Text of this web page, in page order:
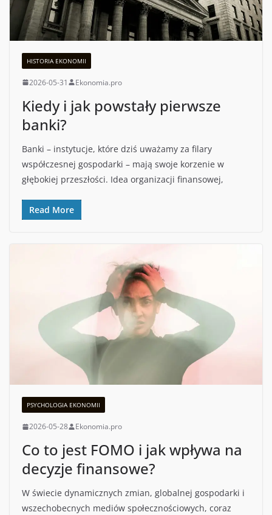
HISTORIA EKONOMII
2026-05-31 Ekonomia.pro
Kiedy i jak powstały pierwsze
banki?
Banki – instytucje, które dziś uważamy za filary
współczesnej gospodarki – mają swoje korzenie w
głębokiej przeszłości. Idea organizacji finansowej,
Read More
PSYCHOLOGIA EKONOMII
2026-05-28 Ekonomia.pro
Co to jest FOMO i jak wpływa na
decyzje finansowe?
W świecie dynamicznych zmian, globalnej gospodarki i
wszechobecnych mediów społecznościowych, coraz